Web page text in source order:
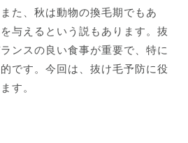
た、秋は動物の換毛期でもあ
与えるという説もあります。抜
ンスの良い食事が重要で、特に
です。今回は、抜け毛予防に役
す。